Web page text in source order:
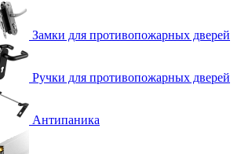
Замки для противопожарных дверей
Ручки для противопожарных дверей
Антипаника